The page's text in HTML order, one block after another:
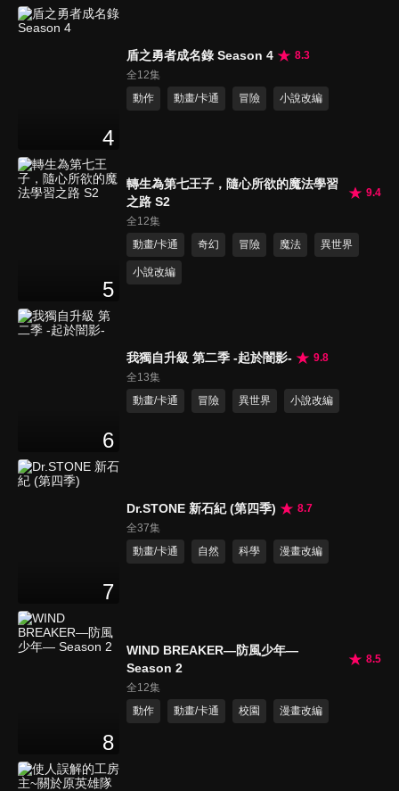
4
盾之勇者成名錄 Season 4
8.3
全12集
動作
動畫/卡通 冒險 小說改編
5
轉生為第七王子，隨心所欲的魔法學習
之路 S2
9.4
全12集
動畫/卡通
奇幻 冒險 魔法 異世界
小說改編
6
我獨自升級 第二季 -起於闇影-
9.8
全13集
動畫/卡通
冒險 異世界 小說改編
7
Dr.STONE 新石紀 (第四季)
8.7
全37集
動畫/卡通
自然 科學 漫畫改編
8
WIND BREAKER—防風少年—
Season 2
8.5
全12集
動作
動畫/卡通 校園 漫畫改編